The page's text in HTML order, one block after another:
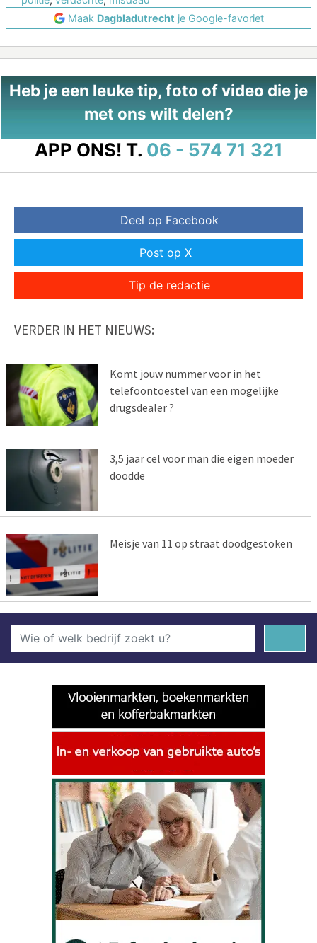
Maak Dagbladutrecht je Google-favoriet
Heb je een leuke tip, foto of video die je
met ons wilt delen?
APP ONS! T. 06 - 574 71 321
Deel op Facebook
Post op X
Tip de redactie
VERDER IN HET NIEUWS:
Komt jouw nummer voor in het
telefoontoestel van een mogelijke
drugsdealer ?
3,5 jaar cel voor man die eigen moeder
doodde
Meisje van 11 op straat doodgestoken